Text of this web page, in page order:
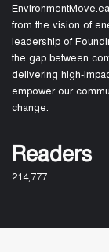
from the vision of
leadership of
the gap between
delivering high-
empower our
change.
Readers
214,777